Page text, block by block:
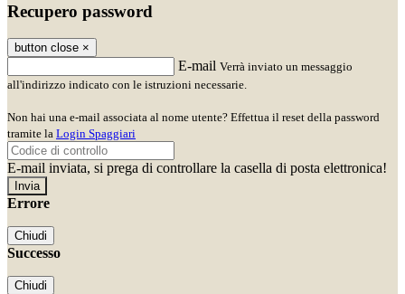
Recupero password
button close ×
E-mail Verrà inviato un messaggio
all'indirizzo indicato con le istruzioni necessarie.
Non hai una e-mail associata al nome utente? Effettua il reset della password
tramite la Login Spaggiari
E-mail inviata, si prega di controllare la casella di posta elettronica!
Errore
Chiudi
Successo
Chiudi